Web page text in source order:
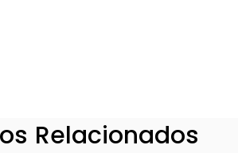
Relacionados